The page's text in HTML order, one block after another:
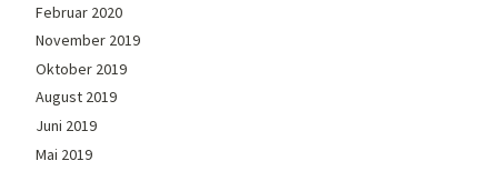
Februar 2020
November 2019
Oktober 2019
August 2019
Juni 2019
Mai 2019